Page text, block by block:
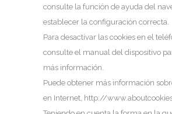
consulte la función de ayuda del
establecer la configuración correcta.
Para desactivar las cookies en el
consulte el manual del dispositivo
más información.
Puede obtener más información
en Internet, http://